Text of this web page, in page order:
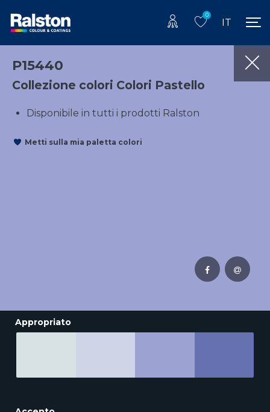
0
IT
P15440
Collezione colori Colori Pastello
Disponibile in tutti i prodotti Ralston
Metti sulla mia paletta colori
Appropriato